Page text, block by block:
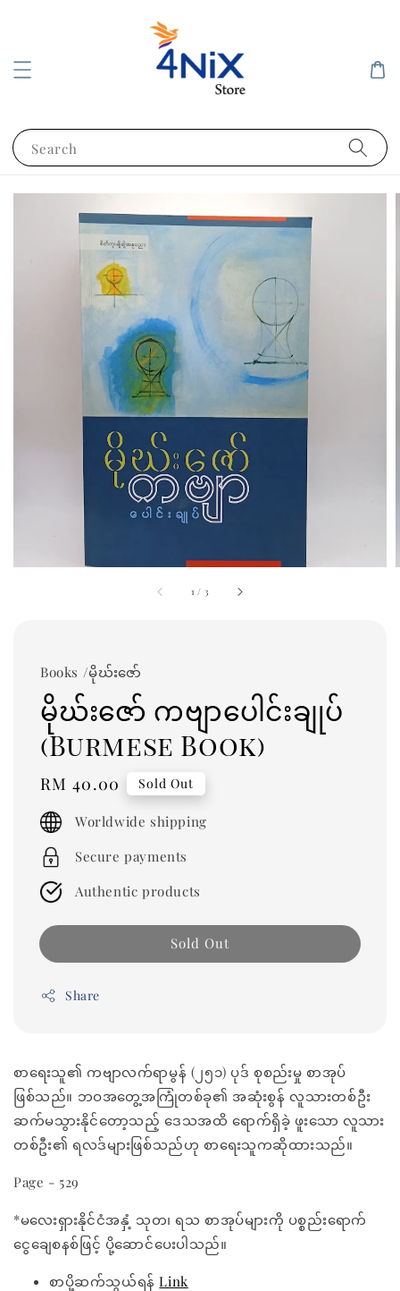
Search
1 / 3
Books /မိုဃ်းဇော်
မိုဃ်းဇော် ကဗျာပေါင်းချုပ်
(Burmese Book)
Regular
price
RM 40.00 Sold Out
Worldwide shipping
Secure payments
Authentic products
Sold Out
Share
စာရေးသူ၏ ကဗျာလက်ရာမွန် (၂၅၁) ပုဒ် စုစည်းမှု စာအုပ်
ဖြစ်သည်။ ဘဝအတွေ့အကြုံတစ်ခု၏ အဆုံးစွန် လူသားတစ်ဦး
ဆက်မသွားနိုင်တော့သည့် ဒေသအထိ ရောက်ရှိခဲ့ ဖူးသော လူသား
တစ်ဦး၏ ရလဒ်များဖြစ်သည်ဟု စာရေးသူကဆိုထားသည်။
Page - 529
*မလေးရှားနိုင်ငံအနှံ့ သုတ၊ ရသ စာအုပ်များကို ပစ္စည်းရောက်
ငွေချေစနစ်ဖြင့် ပို့ဆောင်ပေးပါသည်။
စာပို့ဆက်သွယ်ရန်Link